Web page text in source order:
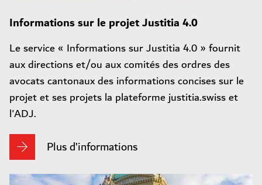
Informations sur le projet Justitia 4.0
Le service « Informations sur Justitia 4.0 » fournit
aux directions et/ou aux comités des ordres des
avocats cantonaux des informations concises sur le
projet et ses projets la plateforme justitia.swiss et
l'ADJ.
Plus d’informations